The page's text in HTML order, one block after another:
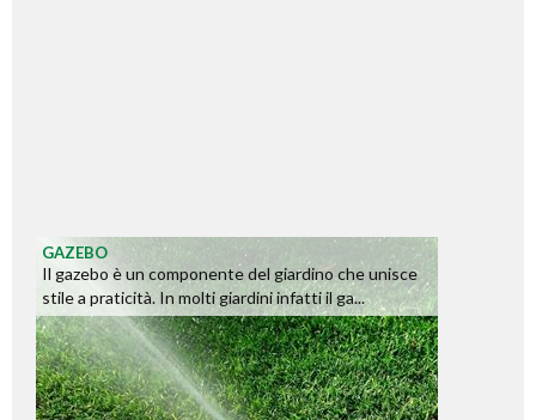
GAZEBO
Il gazebo è un componente del giardino che unisce
stile a praticità. In molti giardini infatti il ga...